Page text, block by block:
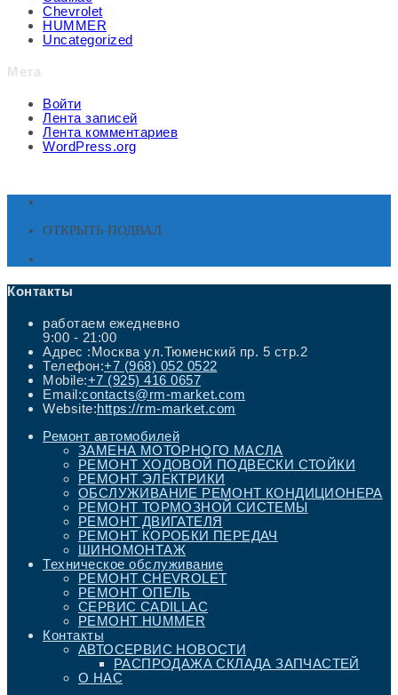
Chevrolet
HUMMER
Uncategorized
Мета
Войти
Лента записей
Лента комментариев
WordPress.org
ОТКРЫТЬ ПОДВАЛ
Контакты
работаем ежедневно
9:00 - 21:00
Адрес :Москва ул.Тюменский пр. 5 стр.2
Телефон:+7 (968) 052 0522Откроется
вашем
приложении
Mobile:+7 (925) 416 0657Откроется
в
вашем
Email:contacts@rm-market.com
Website:https://rm-market.com
Ремонт автомобилей
ЗАМЕНА МОТОРНОГО МАСЛА
РЕМОНТ ХОДОВОЙ ПОДВЕСКИ СТОЙКИ
РЕМОНТ ЭЛЕКТРИКИ
ОБСЛУЖИВАНИЕ РЕМОНТ КОНДИЦИОНЕРА
РЕМОНТ ТОРМОЗНОЙ СИСТЕМЫ
РЕМОНТ ДВИГАТЕЛЯ
РЕМОНТ КОРОБКИ ПЕРЕДАЧ
ШИНОМОНТАЖ
Техническое обслуживание
РЕМОНТ CHEVROLET
РЕМОНТ ОПЕЛЬ
СЕРВИС CADILLAC
РЕМОНТ HUMMER
Контакты
АВТОСЕРВИС НОВОСТИ
РАСПРОДАЖА СКЛАДА ЗАПЧАСТЕЙ
О НАС